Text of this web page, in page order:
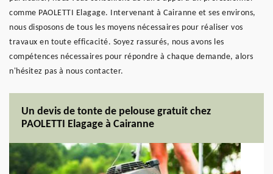
comme PAOLETTI Elagage. Intervenant à Cairanne et ses environs,
nous disposons de tous les moyens nécessaires pour réaliser vos
travaux en toute efficacité. Soyez rassurés, nous avons les
compétences nécessaires pour répondre à chaque demande, alors
n'hésitez pas à nous contacter.
Un devis de tonte de pelouse gratuit chez
PAOLETTI Elagage à Cairanne